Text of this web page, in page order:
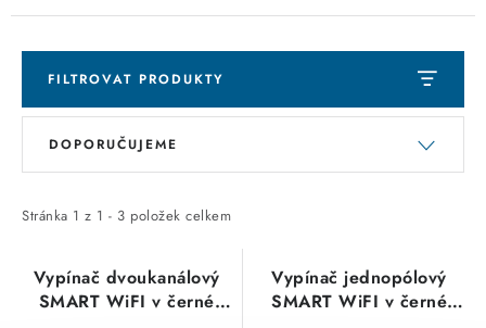
OHŘÍVAČE VODY
CHYTRÁ DOMÁCNOST
SVÍTIDLA domovní
FILTROVAT PRODUKTY
V
i
p
Stránka 1 z 1 - 3 položek celkem
Ř
e
DOPORUČUJEME
Vypínač dvoukanálový
SMART WiFI v černé
Vypínač jednopólový
SMART WiFI v černé